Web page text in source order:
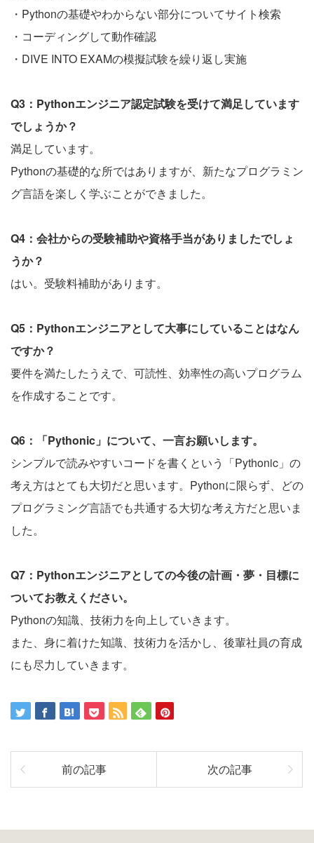
・Pythonの基礎やわからない部分についてサイト検索
・コーディングして動作確認
・DIVE INTO EXAMの模擬試験を繰り返し実施
Q3：Pythonエンジニア認定試験を受けて満足しています
でしょうか？
満足しています。
Pythonの基礎的な所ではありますが、新たなプログラミン
グ言語を楽しく学ぶことができました。
Q4：会社からの受験補助や資格手当がありましたでしょ
うか？
はい。受験料補助があります。
Q5：Pythonエンジニアとして大事にしていることはなん
ですか？
要件を満たしたうえで、可読性、効率性の高いプログラム
を作成することです。
Q6：「Pythonic」について、一言お願いします。
シンプルで読みやすいコードを書くという「Pythonic」の
考え方はとても大切だと思います。Pythonに限らず、どの
プログラミング言語でも共通する大切な考え方だと思いま
した。
Q7：Pythonエンジニアとしての今後の計画・夢・目標に
ついてお教えください。
Pythonの知識、技術力を向上していきます。
また、身に着けた知識、技術力を活かし、後輩社員の育成
にも尽力していきます。
前の記事 次の記事